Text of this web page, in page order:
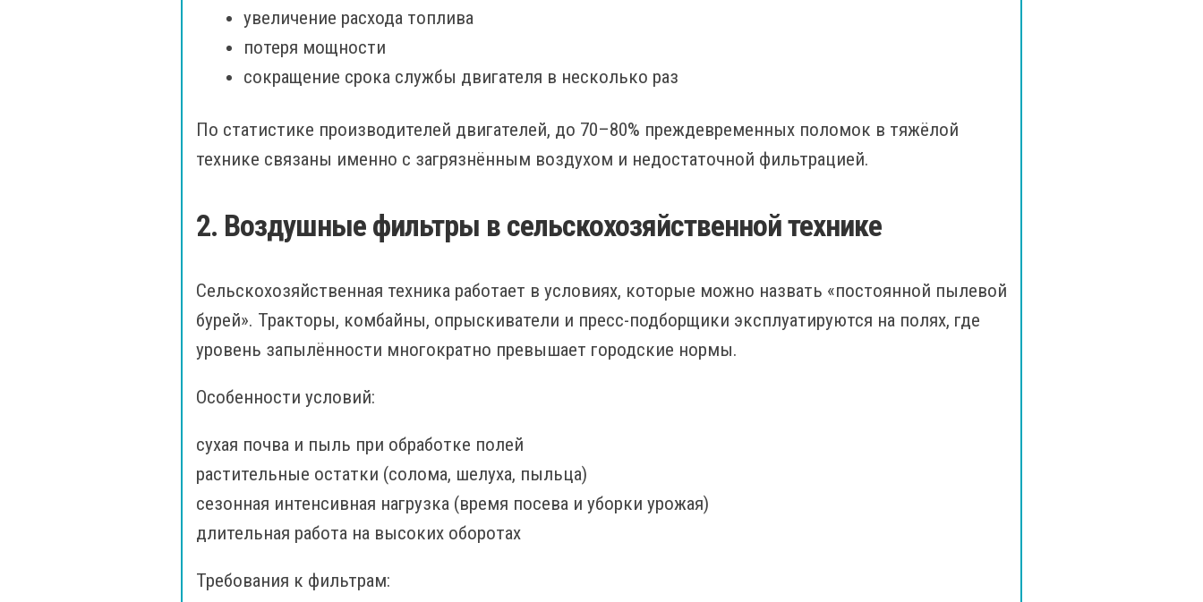
увеличение расхода топлива
потеря мощности
сокращение срока службы двигателя в несколько раз
По статистике производителей двигателей, до 70–80% преждевременных поломок в тяжёлой
технике связаны именно с загрязнённым воздухом и недостаточной фильтрацией.
2. Воздушные фильтры в сельскохозяйственной технике
Сельскохозяйственная техника работает в условиях, которые можно назвать «постоянной пылевой
бурей». Тракторы, комбайны, опрыскиватели и пресс-подборщики эксплуатируются на полях, где
уровень запылённости многократно превышает городские нормы.
Особенности условий:
сухая почва и пыль при обработке полей
растительные остатки (солома, шелуха, пыльца)
сезонная интенсивная нагрузка (время посева и уборки урожая)
длительная работа на высоких оборотах
Требования к фильтрам: